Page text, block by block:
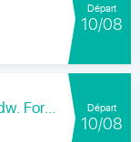
Départ
10/08
Preis Der Bayer - Staatsm. F. Ern. Landw. Forsten Und Tourism Départ
10/08